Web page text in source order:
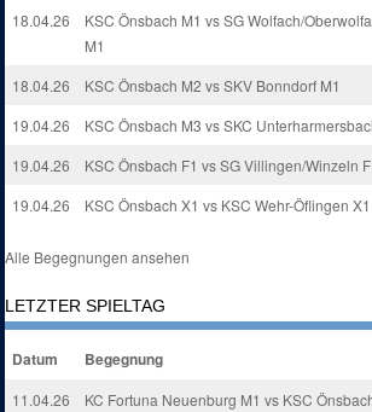
18.04.26
KSC Önsbach M1 vs SG Wolfach/
M1
18.04.26 KSC Önsbach M2 vs SKV Bonndorf M1
19.04.26
KSC Önsbach M3 vs SKC
19.04.26
KSC Önsbach F1 vs SG Villingen/Winzeln
19.04.26
KSC Önsbach X1 vs KSC Wehr-Öflingen X1
Alle Begegnungen ansehen
LETZTER SPIELTAG
Datum Begegnung
11.04.26 KC Fortuna Neuenburg M1 vs KSC